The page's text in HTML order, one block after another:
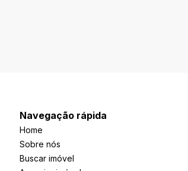
Navegação rápida
Home
Sobre nós
Buscar imóvel